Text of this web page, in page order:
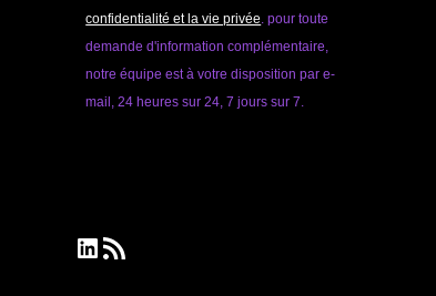
confidentialité et la vie privée . pour toute
demande d'information complémentaire,
notre équipe est à votre disposition par e-
mail, 24 heures sur 24, 7 jours sur 7.
LinkedIn
Flux RSS